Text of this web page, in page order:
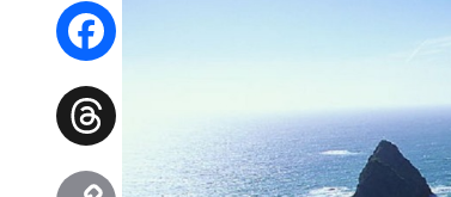
WhatsApp
Facebook
Threads